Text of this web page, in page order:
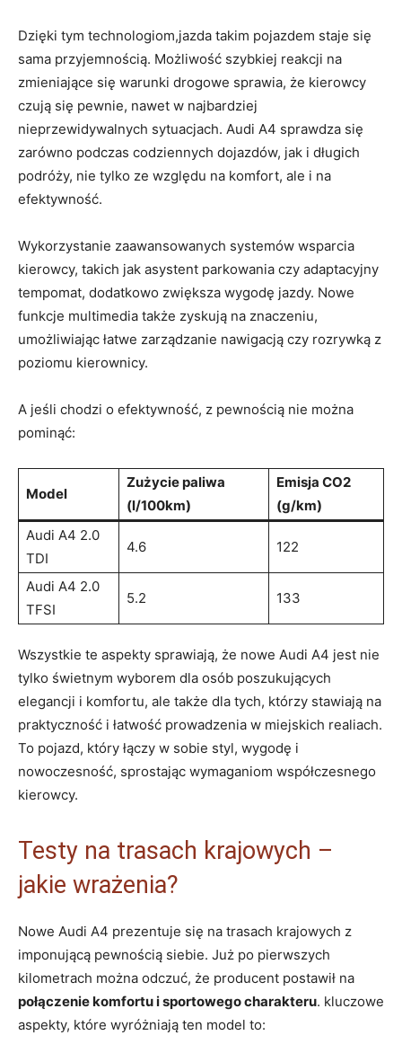
Dzięki tym technologiom,jazda takim pojazdem staje się
sama przyjemnością. Możliwość szybkiej reakcji na
zmieniające się warunki drogowe sprawia, że kierowcy
czują się pewnie, nawet w najbardziej
nieprzewidywalnych sytuacjach. Audi A4 sprawdza się
zarówno podczas codziennych dojazdów, jak i długich
podróży, nie tylko ze względu na komfort, ale i na
efektywność.
Wykorzystanie zaawansowanych systemów wsparcia
kierowcy, takich jak asystent parkowania czy adaptacyjny
tempomat, dodatkowo zwiększa wygodę jazdy. Nowe
funkcje multimedia także zyskują na znaczeniu,
umożliwiając łatwe zarządzanie nawigacją czy rozrywką z
poziomu kierownicy.
A jeśli chodzi o efektywność, z pewnością nie można
pominąć:
Model
Zużycie paliwa
(l/100km)
Emisja CO2
(g/km)
Audi A4 2.0
TDI
4.6 122
Audi A4 2.0
TFSI
5.2 133
Wszystkie te aspekty sprawiają, że nowe Audi A4 jest nie
tylko świetnym wyborem dla osób poszukujących
elegancji i komfortu, ale także dla tych, którzy stawiają na
praktyczność i łatwość prowadzenia w miejskich realiach.
To pojazd, który łączy w sobie styl, wygodę i
nowoczesność, sprostając wymaganiom współczesnego
kierowcy.
Testy na trasach krajowych –
jakie wrażenia?
Nowe Audi A4 prezentuje się na trasach krajowych z
imponującą pewnością siebie. Już po pierwszych
kilometrach można odczuć, że producent postawił na
połączenie komfortu i sportowego charakteru. kluczowe
aspekty, które wyróżniają ten model to: